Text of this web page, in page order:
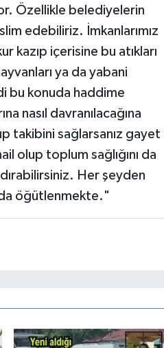
Özellikle belediyelerin
edebiliriz. İmkanlarımız
kazıp içerisine bu atıkları
ya da yabani
bu konuda haddime
nasıl davranılacağına
takibini sağlarsanız gayet
olup toplum sağlığını da
Her şeyden
öğütlenmekte."